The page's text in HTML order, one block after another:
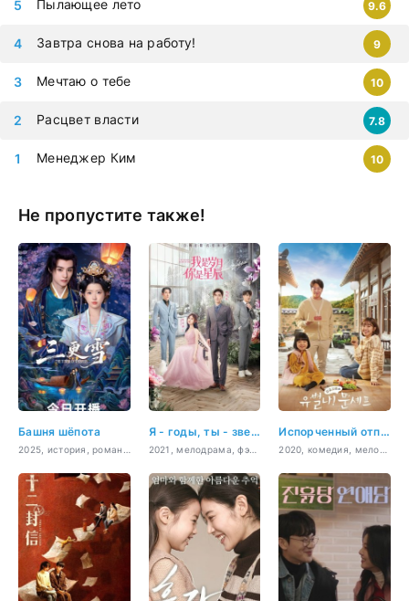
Менеджер Ким 10
Расцвет власти 7.8
Мечтаю о тебе 10
Завтра снова на работу! 9
Пылающее лето 9.6
Не пропустите также!
Башня шёпота Я - годы, ты - звезды
2021, мелодрама, фэнтези, мистика, романтика, Sci-Fi
Испорченный отпуск